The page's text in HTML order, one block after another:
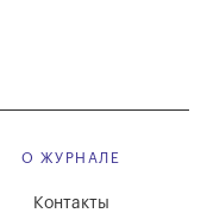
О ЖУРНАЛЕ
Контакты